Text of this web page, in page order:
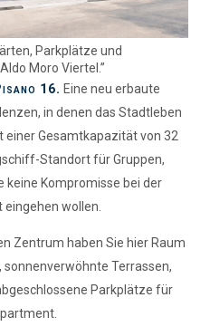
Parkplätze und
Moro Viertel.”
16. Eine neu erbaute
in denen das Stadtleben
Gesamtkapazität von 32
Standort für Gruppen,
keine Kompromisse bei der
wollen.
Zentrum haben Sie hier Raum
Terrassen,
Parkplätze für